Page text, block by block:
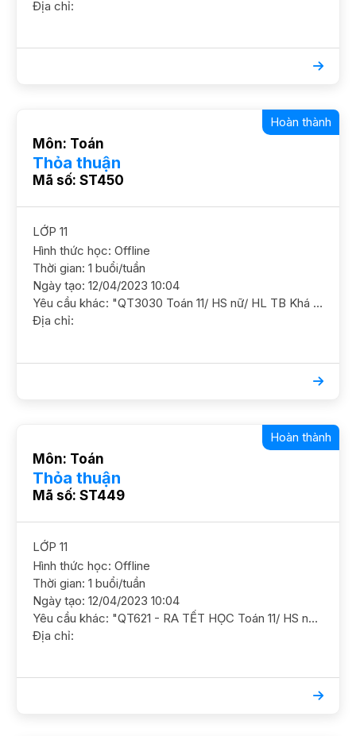
Địa chỉ:
Môn: Toán
Thỏa thuận
Mã số: ST450
Hoàn thành
LỚP 11
Hình thức học: Offline
Thời gian: 1 buổi/tuần
Ngày tạo: 12/04/2023 10:04
Yêu cầu khác: "QT3030 Toán 11/ HS nữ/ HL TB Khá Cần học ôn luyện nắm chắc kiến thức, nâng cao thêm GS nữ ĐC Xuân Thủy,Cầu Giấy (đối diện Sư Phạm) Học phí 200 - 220k/b/2h"
Địa chỉ:
Môn: Toán
Thỏa thuận
Mã số: ST449
Hoàn thành
LỚP 11
Hình thức học: Offline
Thời gian: 1 buổi/tuần
Ngày tạo: 12/04/2023 10:04
Yêu cầu khác: "QT621 - RA TẾT HỌC Toán 11/ HS nam/ HL TB/ THPT Chuyên Ngữ Ôn luyện thêm kiến thức cơ bản theo chương trình SGK, ko YC cao, cần GS nghiêm túc có kinh nghiệm GS nam nữ ok. Số 19A, Ngách 19, ngõ 90, Phố Hoa Bằng, Yên Hòa, Cầu Giấy Học phí 180 - 200k/b/2h"
Địa chỉ: